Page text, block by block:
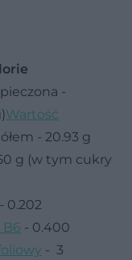
-
Wartość
- 20.93 g
g (w tym cukry
0.202
- 0.400
- 3